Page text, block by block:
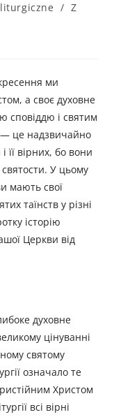
/ Z
ми
а своє духовне
сповіддю і святим
— це надзвичайно
її вірних, бо вони
У цьому
мають свої
таїнств у різні
історію
Церкви від
духовне
цінуванні
святому
означало те
Христом
всі вірні